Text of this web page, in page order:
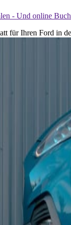
- Und online
für Ihren Ford in